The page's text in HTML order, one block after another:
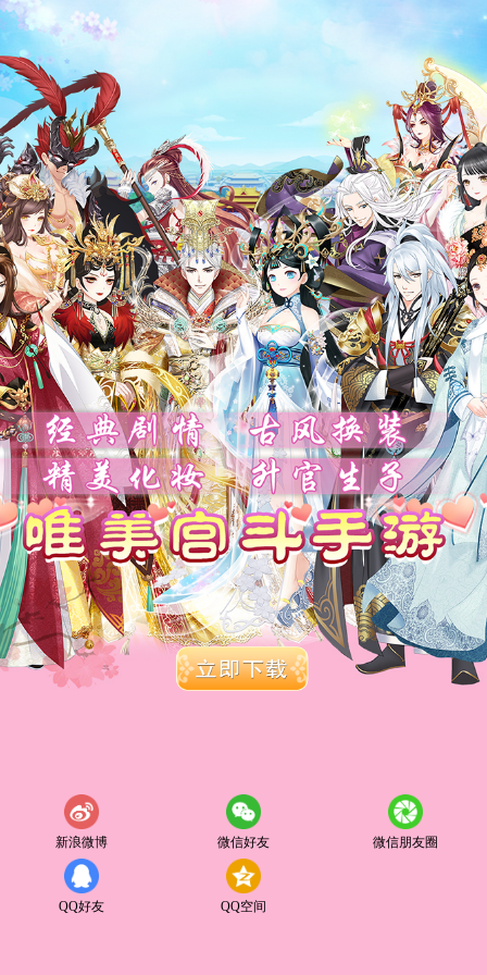
新浪微博 微信好友 微信朋友圈
QQ好友 QQ空间